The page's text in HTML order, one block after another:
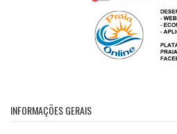
INFORMAÇÕES GERAIS